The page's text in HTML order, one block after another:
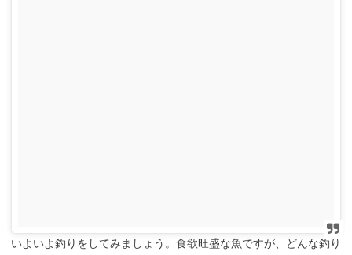
いよいよ釣りをしてみましょう。食欲旺盛な魚ですが、どんな釣り